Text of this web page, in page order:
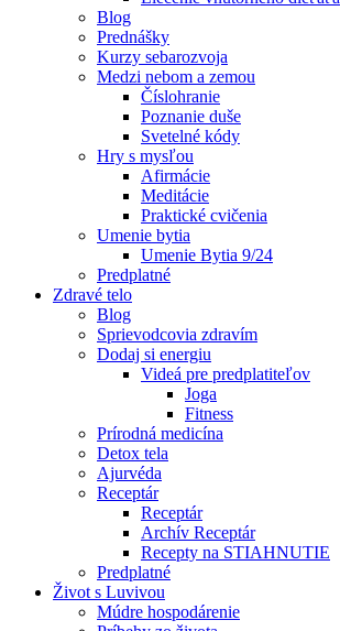
Blog
Prednášky
Kurzy sebarozvoja
Medzi nebom a zemou
Číslohranie
Poznanie duše
Svetelné kódy
Hry s mysľou
Afirmácie
Meditácie
Praktické cvičenia
Umenie bytia
Umenie Bytia 9/24
Predplatné
Zdravé telo
Blog
Sprievodcovia zdravím
Dodaj si energiu
Videá pre predplatiteľov
Joga
Fitness
Prírodná medicína
Detox tela
Ajurvéda
Receptár
Receptár
Archív Receptár
Recepty na STIAHNUTIE
Predplatné
Život s Luvivou
Múdre hospodárenie